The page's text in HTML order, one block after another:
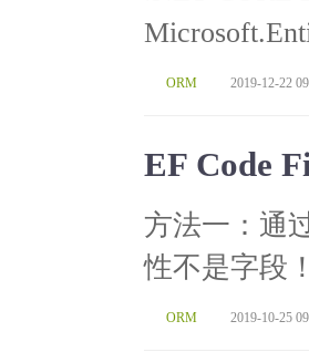
ORM 2019-12-22
EF Code
方法一：通
性不是字段
ORM 2019-10-25